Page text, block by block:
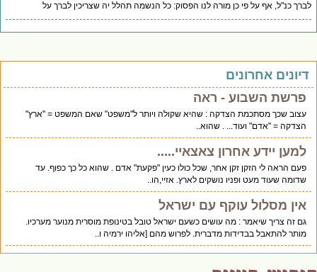
כנ"ל, אף על פי כן מורה לנו הפסוק: כל הנשמה תהלל יה שצריכין לברך על
אחרונים
פרשת השבוע - ראה
עצוב שכך מסתכמת הצדקה : שהיא שקולה ויותר ל"משפט" שאם המשפט = "ארץ"
הצדקה = "אדם" ועוד... . שהוא..
למען יידע אחרון צאצאיי.....
פעם הראה לי הזקן זקן אחר, שכל כולו כעין "פקעת" אדם . שהוא כל כך כפוף. עד
שדומה שעוד מעט ופניו נושקים לארץ. אזיי,הו..
אין מסלול עוקף עם ישראל
גם זה צריך שיאמר : מה עושים כשעם ישראל טובל בטינופת מוסרית מנוער מערכיו.
מותר להתאבל בבדידות מדברית. לפרוש מהם [אליהו ירמיה ו..